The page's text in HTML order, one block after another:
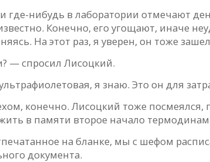
нибудь в лаборатории отмечают
Конечно, его угощают, иначе
На этот раз, я уверен, он тоже
— спросил Лисоцкий.
я знаю. Это он для
конечно. Лисоцкий тоже посмеялся,
в памяти второе начало
на бланке, мы с шефом
документа.